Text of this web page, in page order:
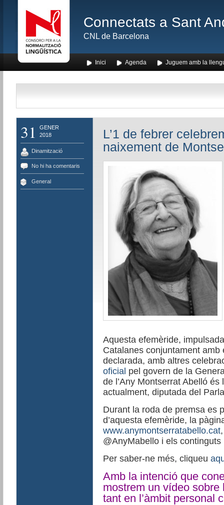
Connectats a Sant
CNL de Barcelona
Inici Agenda Juguem amb la
31
GENER
2018
Dinamització
No hi ha comentaris
General
L’1 de febrer
naixement de
Aquesta efemèride,
Catalanes conjuntament amb
declarada, amb altres
oficial pel govern de la
de l’Any Montserrat Abelló
actualment, diputada del
Durant la roda de premsa es
d’aquesta efemèride, la
www.anymontserratabello.cat
@AnyMabello i els continguts
Per saber-ne més, cliqueu
Amb la intenció que
mostrem un vídeo
tant en l’àmbit personal